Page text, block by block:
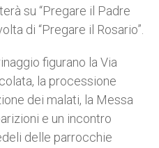
su “Pregare il Padre
di “Pregare il Rosario”.
figurano la Via
la processione
dei malati, la Messa
e un incontro
delle parrocchie